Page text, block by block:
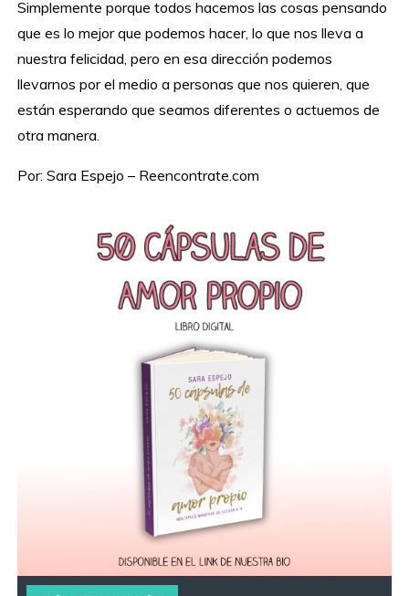
Simplemente porque todos hacemos las cosas pensando
que es lo mejor que podemos hacer, lo que nos lleva a
nuestra felicidad, pero en esa dirección podemos
llevarnos por el medio a personas que nos quieren, que
están esperando que seamos diferentes o actuemos de
otra manera.
Por: Sara Espejo – Reencontrate.com